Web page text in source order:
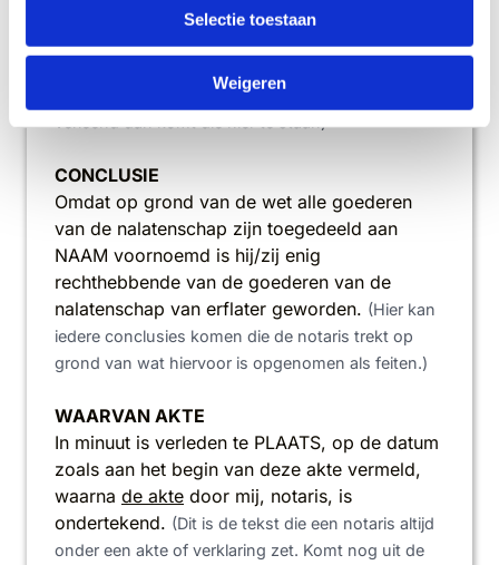
Selectie toestaan
Weigeren
(Als er in het testamenteen executeur
aangewezen volgt dit hier, inclusief de
erfgenamen een volmacht aangevraagd en
CONCLUSIE
Omdat op grond van de wet alle goederen
van de nalatenschap zijn toegedeeld aan
NAAM voornoemd is hij/zij enig
rechthebbende van de goederen van de
nalatenschap van erflater geworden. (Hier kan
iedere conclusies komen die de notaris trekt op
grond van wat hiervoor is opgenomen als feiten.)
WAARVAN AKTE
In minuut is verleden te PLAATS, op de datum
zoals aan het begin van deze akte vermeld,
waarna de akte door mij, notaris, is
ondertekend. (Dit is de tekst die een notaris altijd
onder een akte of verklaring zet. Komt nog uit de